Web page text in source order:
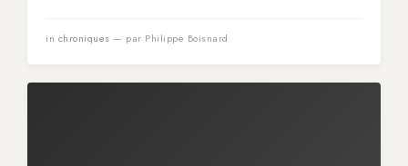
in chroniques — par Philippe Boisnard